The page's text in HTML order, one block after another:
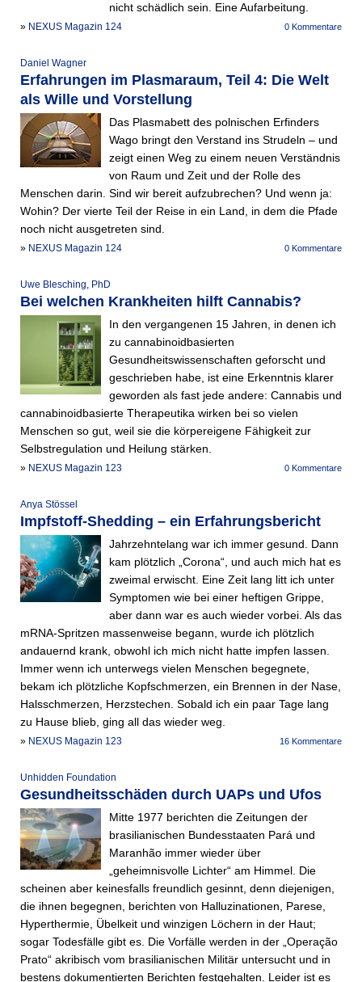
nicht schädlich sein. Eine Aufarbeitung.
0 Kommentare
» NEXUS Magazin 124
Daniel Wagner
Erfahrungen im Plasmaraum, Teil 4: Die Welt
als Wille und Vorstellung
Das Plasmabett des polnischen Erfinders
Wago bringt den Verstand ins Strudeln – und
zeigt einen Weg zu einem neuen Verständnis
von Raum und Zeit und der Rolle des
Menschen darin. Sind wir bereit aufzubrechen? Und wenn ja:
Wohin? Der vierte Teil der Reise in ein Land, in dem die Pfade
noch nicht ausgetreten sind.
0 Kommentare
» NEXUS Magazin 124
Uwe Blesching, PhD
Bei welchen Krankheiten hilft Cannabis?
In den vergangenen 15 Jahren, in denen ich
zu cannabinoidbasierten
Gesundheitswissenschaften geforscht und
geschrieben habe, ist eine Erkenntnis klarer
geworden als fast jede andere: Cannabis und
cannabinoidbasierte Therapeutika wirken bei so vielen
Menschen so gut, weil sie die körpereigene Fähigkeit zur
Selbstregulation und Heilung stärken.
0 Kommentare
» NEXUS Magazin 123
Anya Stössel
Impfstoff-Shedding – ein Erfahrungsbericht
Jahrzehntelang war ich immer gesund. Dann
kam plötzlich „Corona“, und auch mich hat es
zweimal erwischt. Eine Zeit lang litt ich unter
Symptomen wie bei einer heftigen Grippe,
aber dann war es auch wieder vorbei. Als das
mRNA-Spritzen massenweise begann, wurde ich plötzlich
andauernd krank, obwohl ich mich nicht hatte impfen lassen.
Immer wenn ich unterwegs vielen Menschen begegnete,
bekam ich plötzliche Kopfschmerzen, ein Brennen in der Nase,
Halsschmerzen, Herzstechen. Sobald ich ein paar Tage lang
zu Hause blieb, ging all das wieder weg.
16 Kommentare
» NEXUS Magazin 123
Unhidden Foundation
Gesundheitsschäden durch UAPs und Ufos
Mitte 1977 berichten die Zeitungen der
brasilianischen Bundesstaaten Pará und
Maranhão immer wieder über
„geheimnisvolle Lichter“ am Himmel. Die
scheinen aber keinesfalls freundlich gesinnt, denn diejenigen,
die ihnen begegnen, berichten von Halluzinationen, Parese,
Hyperthermie, Übelkeit und winzigen Löchern in der Haut;
sogar Todesfälle gibt es. Die Vorfälle werden in der „Operação
Prato“ akribisch vom brasilianischen Militär untersucht und in
bestens dokumentierten Berichten festgehalten. Leider ist es